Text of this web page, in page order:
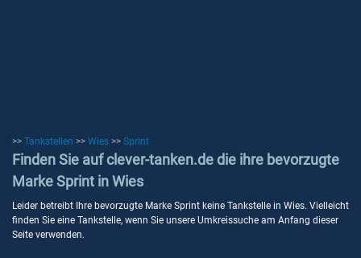
>> Tankstellen >> Wies >> Sprint
Finden Sie auf clever-tanken.de die ihre bevorzugte
Marke Sprint in Wies
Leider betreibt Ihre bevorzugte Marke Sprint keine Tankstelle in Wies. Vielleicht
finden Sie eine Tankstelle, wenn Sie unsere Umkreissuche am Anfang dieser
Seite verwenden.